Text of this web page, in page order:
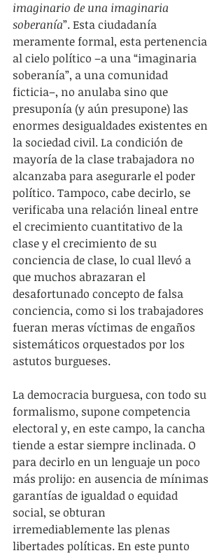
imaginario de una imaginaria
soberanía”. Esta ciudadanía
meramente formal, esta pertenencia
al cielo político –a una “imaginaria
soberanía”, a una comunidad
ficticia–, no anulaba sino que
presuponía (y aún presupone) las
enormes desigualdades existentes en
la sociedad civil. La condición de
mayoría de la clase trabajadora no
alcanzaba para asegurarle el poder
político. Tampoco, cabe decirlo, se
verificaba una relación lineal entre
el crecimiento cuantitativo de la
clase y el crecimiento de su
conciencia de clase, lo cual llevó a
que muchos abrazaran el
desafortunado concepto de falsa
conciencia, como si los trabajadores
fueran meras víctimas de engaños
sistemáticos orquestados por los
astutos burgueses.
La democracia burguesa, con todo su
formalismo, supone competencia
electoral y, en este campo, la cancha
tiende a estar siempre inclinada. O
para decirlo en un lenguaje un poco
más prolijo: en ausencia de mínimas
garantías de igualdad o equidad
social, se obturan
irremediablemente las plenas
libertades políticas. En este punto